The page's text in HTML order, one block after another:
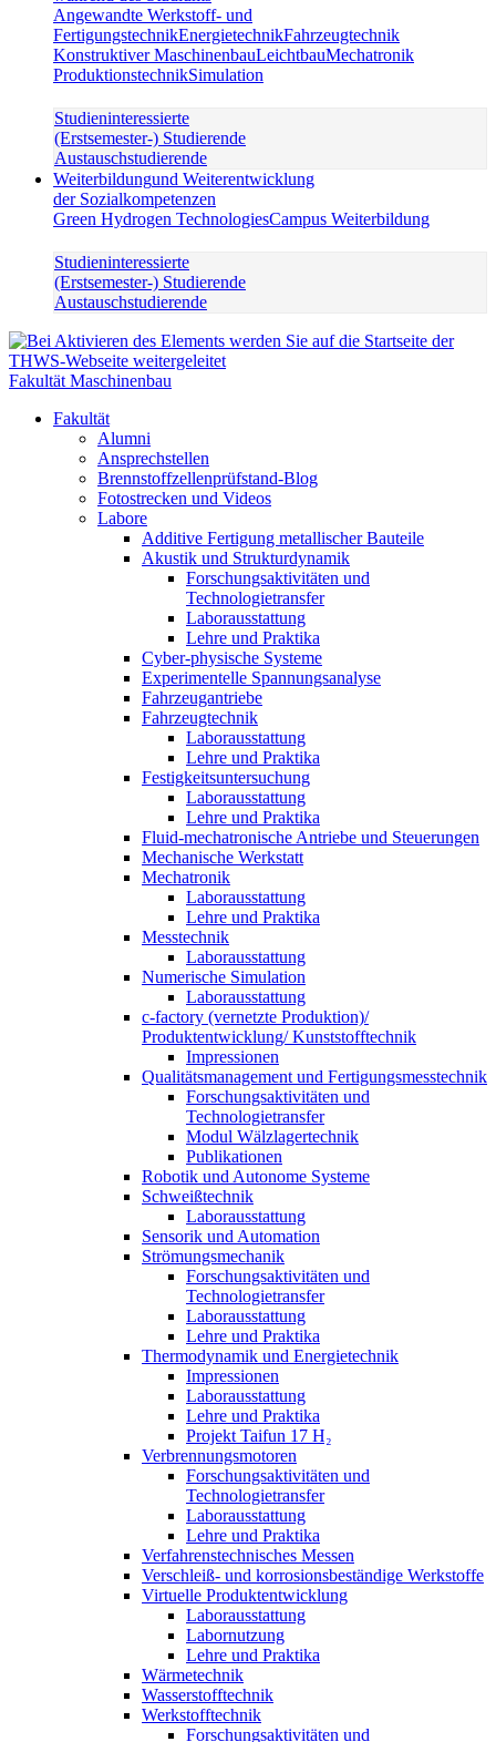
Angewandte Werkstoff- und
FertigungstechnikEnergietechnikFahrzeugtechnik
Konstruktiver MaschinenbauLeichtbauMechatronik
ProduktionstechnikSimulation
Studieninteressierte
(Erstsemester-) Studierende
Austauschstudierende
Weiterbildungund Weiterentwicklung
der Sozialkompetenzen
Green Hydrogen TechnologiesCampus Weiterbildung
Studieninteressierte
(Erstsemester-) Studierende
Austauschstudierende
Fakultät Maschinenbau
Fakultät
Alumni
Ansprechstellen
Brennstoffzellenprüfstand-Blog
Fotostrecken und Videos
Labore
Additive Fertigung metallischer Bauteile
Akustik und Strukturdynamik
Forschungsaktivitäten und
Technologietransfer
Laborausstattung
Lehre und Praktika
Cyber-physische Systeme
Experimentelle Spannungsanalyse
Fahrzeugantriebe
Fahrzeugtechnik
Laborausstattung
Lehre und Praktika
Festigkeitsuntersuchung
Laborausstattung
Lehre und Praktika
Fluid-mechatronische Antriebe und Steuerungen
Mechanische Werkstatt
Mechatronik
Laborausstattung
Lehre und Praktika
Messtechnik
Laborausstattung
Numerische Simulation
Laborausstattung
c-factory (vernetzte Produktion)/
Produktentwicklung/ Kunststofftechnik
Impressionen
Qualitätsmanagement und Fertigungsmesstechnik
Forschungsaktivitäten und
Technologietransfer
Modul Wälzlagertechnik
Publikationen
Robotik und Autonome Systeme
Schweißtechnik
Laborausstattung
Sensorik und Automation
Strömungsmechanik
Forschungsaktivitäten und
Technologietransfer
Laborausstattung
Lehre und Praktika
Thermodynamik und Energietechnik
Impressionen
Laborausstattung
Lehre und Praktika
Projekt Taifun 17 H₂
Verbrennungsmotoren
Forschungsaktivitäten und
Technologietransfer
Laborausstattung
Lehre und Praktika
Verfahrenstechnisches Messen
Verschleiß- und korrosionsbeständige Werkstoffe
Virtuelle Produktentwicklung
Laborausstattung
Labornutzung
Lehre und Praktika
Wärmetechnik
Wasserstofftechnik
Werkstofftechnik
Forschungsaktivitäten und